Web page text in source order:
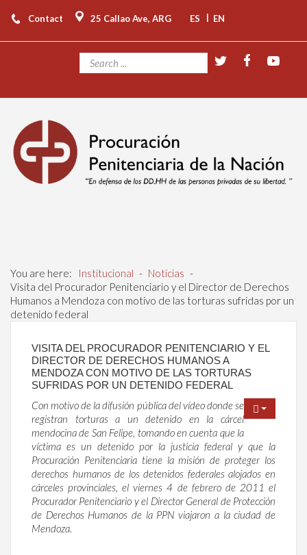
Contact 25 Callao Ave, ARG ES | EN
You are here: Institucional - Noticias -
Visita del Procurador Penitenciario y el Director de Derechos
Humanos a Mendoza con motivo de las torturas sufridas por un
detenido federal
VISITA DEL PROCURADOR PENITENCIARIO Y EL
DIRECTOR DE DERECHOS HUMANOS A
MENDOZA CON MOTIVO DE LAS TORTURAS
SUFRIDAS POR UN DETENIDO FEDERAL
Con motivo de la difusión pública del vídeo donde se
registran torturas a un detenido en la cárcel
mendocina de San Felipe, tomando en cuenta que la
víctima es un detenido por la justicia federal y que la
Procuración Penitenciaria tiene la misión de proteger los
derechos humanos de los detenidos federales alojados en
cárceles provinciales, el viernes 4 de febrero de 2011 el
Procurador Penitenciario y el Director General de Protección
de Derechos Humanos de la PPN viajaron a la ciudad de
Mendoza.